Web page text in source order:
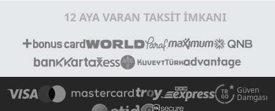
12 AYA VARAN TAKSİT İMKANI
Güven
Damgası